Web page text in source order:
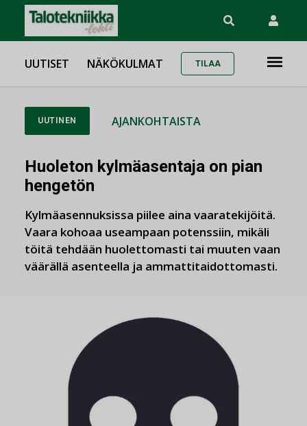
UUTISET NÄKÖKULMAT TILAA
UUTINEN AJANKOHTAISTA
Huoleton kylmäasentaja on pian
hengetön
Kylmäasennuksissa piilee aina vaaratekijöitä.
Vaara kohoaa useampaan potenssiin, mikäli
töitä tehdään huolettomasti tai muuten vaan
väärällä asenteella ja ammattitaidottomasti.